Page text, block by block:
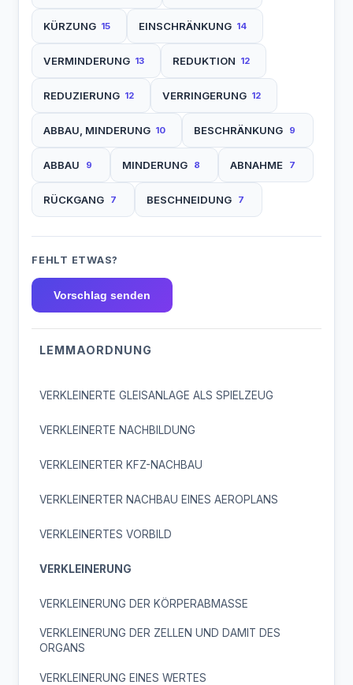
KÜRZUNG 15 EINSCHRÄNKUNG 14
VERMINDERUNG 13 REDUKTION 12
REDUZIERUNG 12 VERRINGERUNG 12
ABBAU, MINDERUNG 10 BESCHRÄNKUNG 9
ABBAU 9 MINDERUNG 8 ABNAHME 7
RÜCKGANG 7 BESCHNEIDUNG 7
FEHLT ETWAS?
Vorschlag senden
LEMMAORDNUNG
VERKLEINERTE GLEISANLAGE ALS SPIELZEUG
VERKLEINERTE NACHBILDUNG
VERKLEINERTER KFZ-NACHBAU
VERKLEINERTER NACHBAU EINES AEROPLANS
VERKLEINERTES VORBILD
VERKLEINERUNG
VERKLEINERUNG DER KÖRPERABMASSE
VERKLEINERUNG DER ZELLEN UND DAMIT DES
ORGANS
VERKLEINERUNG EINES WERTES